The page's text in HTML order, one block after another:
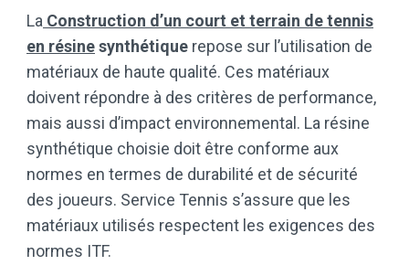
La Construction d’un court et terrain de tennis
en résinesynthétique repose sur l’utilisation de
matériaux de haute qualité. Ces matériaux
doivent répondre à des critères de performance,
mais aussi d’impact environnemental. La résine
synthétique choisie doit être conforme aux
normes en termes de durabilité et de sécurité
des joueurs. Service Tennis s’assure que les
matériaux utilisés respectent les exigences des
normes ITF.